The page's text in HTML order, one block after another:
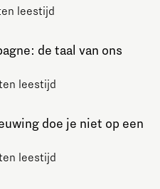
leestijd
de taal van ons
leestijd
doe je niet op een
leestijd